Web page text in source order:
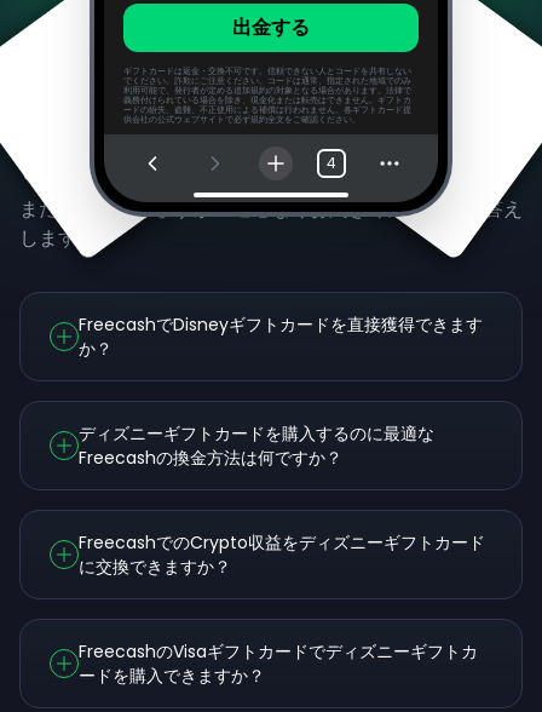
出金する
ギフトカードは返金・交換不可です。信頼できない人とコードを共有しない
でください。詐欺にご注意ください。コードは通常、指定された地域でのみ
利用可能で、発行者が定める追加規約の対象となる場合があります。法律で
義務付けられている場合を除き、現金化または転売はできません。ギフトカ
ードの紛失、盗難、不正使用による補償は行われません。各ギフトカード提
供会社の公式ウェブサイトで必ず規約全文をご確認ください。
4
よくある質問
まだ質問がありますか？遠慮なくお聞きください！お答え
します。
FreecashでDisneyギフトカードを直接獲得できます
か？
ディズニーギフトカードを購入するのに最適な
Freecashの換金方法は何ですか？
FreecashでのCrypto収益をディズニーギフトカード
に交換できますか？
FreecashのVisaギフトカードでディズニーギフトカ
ードを購入できますか？